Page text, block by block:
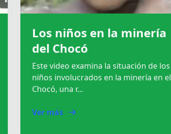
Los niños en la minería
del Chocó
Este video examina la situación de los
niños involucrados en la minería en el
Chocó, una r...
Ver más